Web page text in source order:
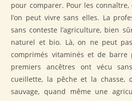
pour comparer. Pour les
l’on peut vivre sans elles. La
sans conteste l’agriculture, bien
naturel et bio. Là, on ne peut
comprimés vitaminés et de barre
premiers ancêtres ont vécu
cueillette, la pêche et la chasse,
sauvage, quand même une